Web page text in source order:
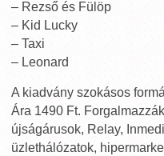
– Rezső és Fülöp
– Kid Lucky
– Taxi
– Leonard
A kiadvány szokásos
Ára 1490 Ft.
újságárusok, Relay,
üzlethálózatok,